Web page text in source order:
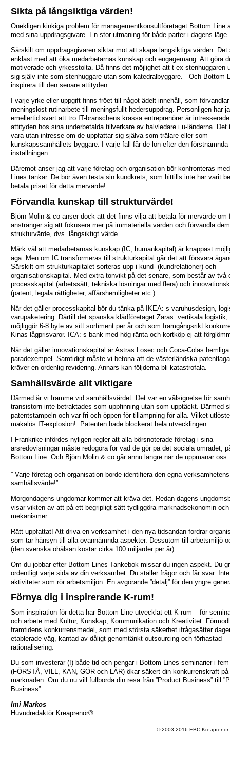
Sikta på långsiktiga värden!
Onekligen kinkiga problem för managementkonsultföretaget Bottom Line
med sina uppdragsgivare. En stor utmaning för både parter i dagens läge.
Särskilt om uppdragsgivaren siktar mot att skapa långsiktiga värden. Det
enklast med att öka medarbetarnas kunskap och engagemang. Att göra
motiverade och yrkesstolta. Då finns det möjlighet att t ex stenhuggaren
sig själv inte som stenhuggare utan som katedralbyggare. Och Bottom
inspirera till den senare attityden
I varje yrke eller uppgift finns fröet till något ädelt innehåll, som förvandlar
meningslöst rutinarbete till meningsfullt hedersuppdrag. Personligen har
emellertid svårt att tro IT-branschens krassa entreprenörer är
attityden hos sina underbetalda tillverkare av halvledare i u-länderna. Det
vara utan intresse om de uppfattar sig själva som trälare eller som
kunskapssamhällets byggare. I varje fall får de lön efter den förstnämnda
inställningen.
Däremot anser jag att varje företag och organisation bör konfronteras
Lines tankar. De bör även testa sin kundkrets, som hittills inte har varit
betala priset för detta mervärde!
Förvandla kunskap till strukturvärde!
Björn Molin & co anser dock att det finns vilja att betala för mervärde om
anstränger sig att fokusera mer på immateriella värden och förvandla
strukturvärde, dvs. långsiktigt värde.
Märk väl att medarbetarnas kunskap (IC, humankapital) är knappast
äga. Men om IC transformeras till strukturkapital går det att försvara
Särskilt om strukturkapitalet sorteras upp i kund- (kundrelationer) och
organisationskapital. Med extra tonvikt på det senare, som består av två
processkapital (arbetssätt, tekniska lösningar med flera) och
(patent, legala rättigheter, affärshemligheter etc.)
När det gäller processkapital bör du tänka på IKEA: s varuhusdesign,
varupaketering. Därtill det spanska klädföretaget Zaras vertikala logistik,
möjliggör 6-8 byte av sitt sortiment per år och som framgångsrikt
Kinas lågprisvaror. ICA: s bank med hög ränta och kortköp ej att
När det gäller innovationskapital är Astras Losec och Coca-Colas
paradexempel. Samtidigt måste vi betona att de västerländska
kräver en ordenlig revidering. Annars kan följderna bli katastrofala.
Samhällsvärde allt viktigare
Därmed är vi framme vid samhällsvärdet. Det var en välsignelse för
transistorn inte betraktades som uppfinning utan som upptäckt. Därmed
patentstämpeln och var fri och öppen för tillämpning för alla. Vilket
makalös IT-explosion! Patenten hade blockerat hela utvecklingen.
I Frankrike infördes nyligen regler att alla börsnoterade företag i sina
årsredovisningar måste redogöra för vad de gör på det sociala området,
Bottom Line. Och Björn Molin & co går ännu längre när de uppmanar oss:
” Varje företag och organisation borde identifiera den egna verksamhetens
samhällsvärde!”
Morgondagens ungdomar kommer att kräva det. Redan dagens
visar vikten av att på ett begripligt sätt tydliggöra marknadsekonomin
mekanismer.
Rätt uppfattat! Att driva en verksamhet i den nya tidsandan fordrar
som tar hänsyn till alla ovannämnda aspekter. Dessutom till arbetsmiljö
(den svenska ohälsan kostar cirka 100 miljarder per år).
Om du jobbar efter Bottom Lines Tankebok missar du ingen aspekt. Du
ordentligt varje sida av din verksamhet. Du ställer frågor och får svar.
aktiviteter som rör arbetsmiljön. En avgörande ”detalj” för den yngre
Förnya dig i inspirerande K-rum!
Som inspiration för detta har Bottom Line utvecklat ett K-rum – för
och arbete med Kultur, Kunskap, Kommunikation och Kreativitet.
framtidens konkurrensmedel, som med största säkerhet ifrågasätter
etablerade väg, kantad av dåligt genomtänkt outsourcing och förhastad
rationalisering.
Du som investerar (!) både tid och pengar i Bottom Lines seminarier i
(FÖRSTÅ, VILL, KAN, GÖR och LÄR) ökar säkert din konkurrenskraft på
marknaden. Om du nu vill fullborda din resa från ”Product Business” till
Business”.
Imi Markos
Huvudredaktör Kreaprenör®
© 2003-2016 EBC Kreaprenör